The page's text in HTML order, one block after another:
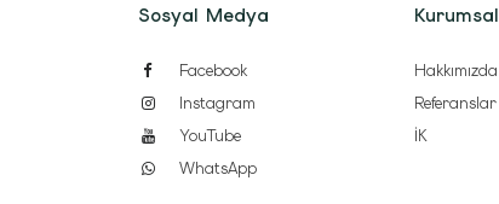
Sosyal Medya
Facebook
Instagram
YouTube
WhatsApp
Kurumsal
Hakkımızda
Referanslar
İK